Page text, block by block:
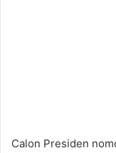
Calon Presiden